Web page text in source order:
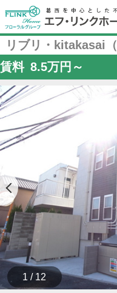
リブリ・kitakasai（
賃料 8.5万円～
1 / 12